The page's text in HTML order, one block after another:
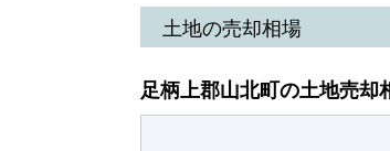
土地の売却相場
足柄上郡山北町の土地売却